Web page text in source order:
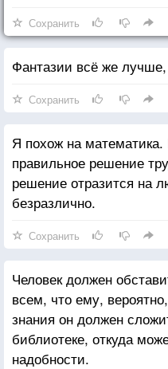
Сохранить
Фантазии всё же
Сохранить
Я похож на
правильное решение
решение отразится на
безразлично.
Сохранить
Человек должен
всем, что ему,
знания он должен
библиотеке, откуда
надобности.